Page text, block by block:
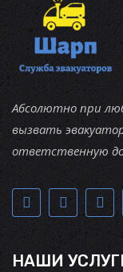
Абсолютно при
вызвать
ответственную
НАШИ